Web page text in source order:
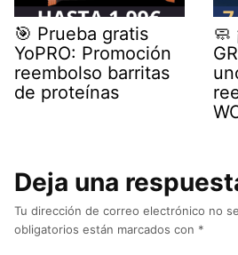
🎯 Prueba gratis
YoPRO: Promoción
reembolso barritas
de proteínas
🧼
Deja una
Tu dirección de correo electrónico no
obligatorios están marcados con *